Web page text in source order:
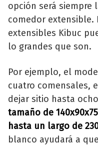
opción será siempre
comedor extensible.
extensibles Kibuc
lo grandes que son.
Por ejemplo, el
cuatro comensales,
dejar sitio hasta
tamaño de
hasta un largo de
blanco ayudará a